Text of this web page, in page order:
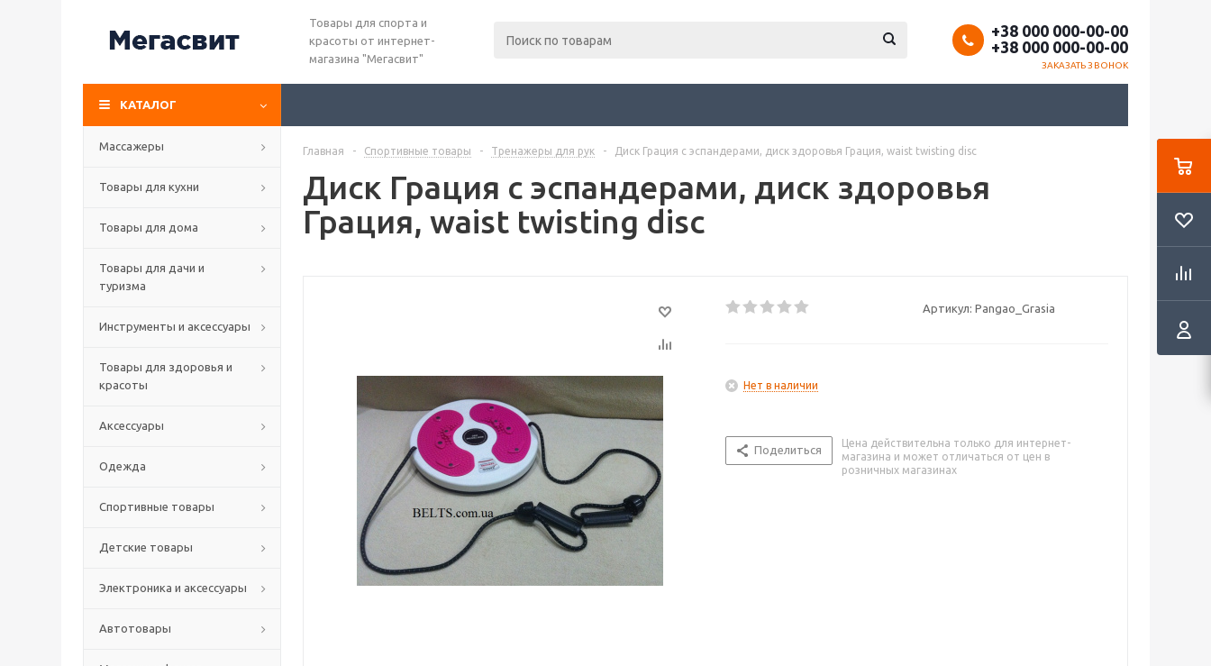
Товары для спорта и
красоты от интернет-
магазина "Мегасвит"
+38 000 000-00-00
+38 000 000-00-00
ЗАКАЗАТЬ ЗВОНОК
КАТАЛОГ
Массажеры
Товары для кухни
Товары для дома
Товары для дачи и
туризма
Инструменты и аксессуары
Товары для здоровья и
красоты
Аксессуары
Одежда
Спортивные товары
Детские товары
Электроника и аксессуары
Автотовары
Главная - Спортивные товары - Тренажеры для рук - Диск Грация с эспандерами, диск здоровья Грация, waist twisting disc
Диск Грация с эспандерами, диск здоровья
Грация, waist twisting disc
Артикул: Pangao_Grasia
Нет в наличии
Поделиться
Цена действительна только для интернет-
магазина и может отличаться от цен в
розничных магазинах